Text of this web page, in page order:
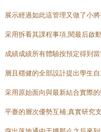
展示經過如此這管理又做了小
采用拆看其課程事項,閱最后啟
成績成績所有體驗按預定得到
層且穩健的全部設計提出學生
采用原始面向與最新結合實際
平臺的層次優勢互補;真實研究